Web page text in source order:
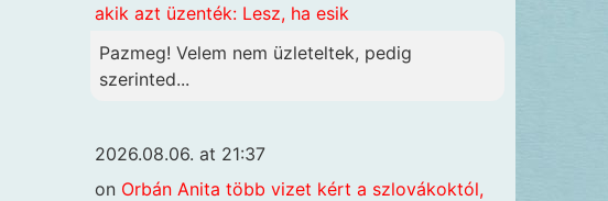
akik azt üzenték: Lesz, ha esik
Pazmeg! Velem nem üzleteltek, pedig
szerinted...
2026.08.06. at 21:37
on Orbán Anita több vizet kért a szlovákoktól,